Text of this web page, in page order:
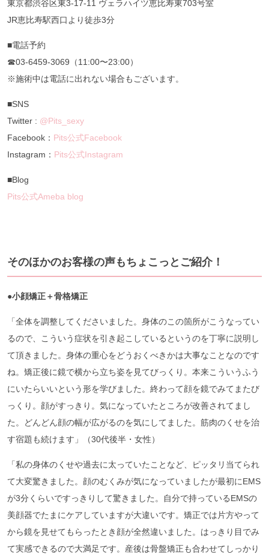
東京都渋谷区東3-17-11 ヴェラハイツ恵比寿東703号室
JR恵比寿駅西口より徒歩3分
■電話予約
☎︎03-6459-3069（11:00〜23:00）
※施術中は電話に出れない場合もございます。
■SNS
Twitter : @Pits_sexy
Facebook： Pits公式Facebook
Instagram： Pits公式Instagram
■Blog
Pits公式Ameba blog
そのほかのお客様の声もちょこっとご紹介！
●小顔矯正＋骨格矯正
「全体を調整してくださいました。身体のこの箇所がこうなってい
るので、こういう症状を引き起こしているというのを丁寧に説明し
て頂きました。身体の重心をどうおくべきかは大事なことなのです
ね。矯正後に鏡で横から立ち姿を見てびっくり。本来こういうふう
にいたらいいという形を学びました。終わって顔を鏡でみてまたび
っくり。顔がすっきり。気になっていたところが改善されてまし
た。どんどん顔の幅が広がるのを気にしてました。筋肉のくせを治
す宿題も続けます」（30代後半・女性）
「私の身体のくせや過去に太っていたことなど、ピッタリ当てられ
て大変驚きました。顔のむくみが気になっていましたが最初にEMS
が3分くらいですっきりして驚きました。自分で持っているEMSの
美顔器でたまにケアしていますが大違いです。矯正では片方やって
から鏡を見せてもらったとき顔が全然違いました。はっきり目でみ
て実感できるので大満足です。産後は骨盤矯正も合わせてしっかり